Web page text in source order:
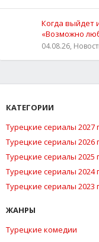
Когда выйдет
«Возможно
04.08.26,
КАТЕГОРИИ
Турецкие сериалы 2027
Турецкие сериалы 2026
Турецкие сериалы 2025
Турецкие сериалы 2024
Турецкие сериалы 2023
ЖАНРЫ
Турецкие комедии